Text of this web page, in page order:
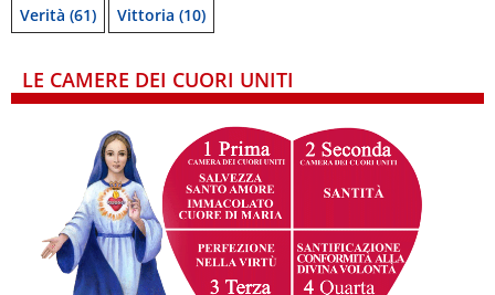
Verità (61) Vittoria (10)
LE CAMERE DEI CUORI UNITI